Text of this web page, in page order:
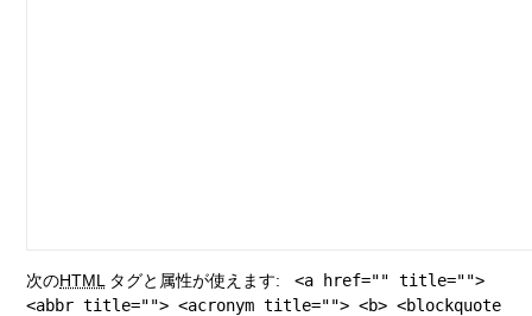
次のHTML タグと属性が使えます:
<a href="" title="">
<abbr title=""> <acronym title=""> <b> <blockquote